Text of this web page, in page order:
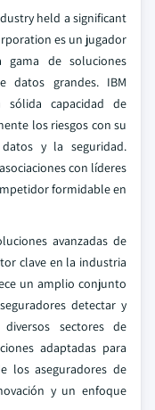
held a significant
es un jugador
de soluciones
datos grandes. IBM
sólida capacidad de
los riesgos con su
y la seguridad.
con líderes
formidable en
avanzadas de
clave en la industria
un amplio conjunto
detectar y
sectores de
adaptadas para
los aseguradores de
y un enfoque